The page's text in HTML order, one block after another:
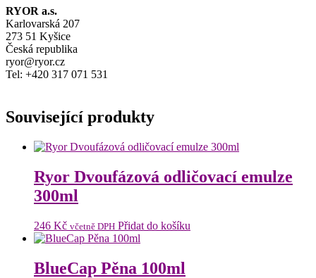
RYOR a.s.
Karlovarská 207
273 51 Kyšice
Česká republika
ryor@ryor.cz
Tel: +420 317 071 531
Související produkty
Ryor Dvoufázová odličovací emulze
300ml
246 Kč včetně DPH Přidat do košíku
BlueCap Pěna 100ml